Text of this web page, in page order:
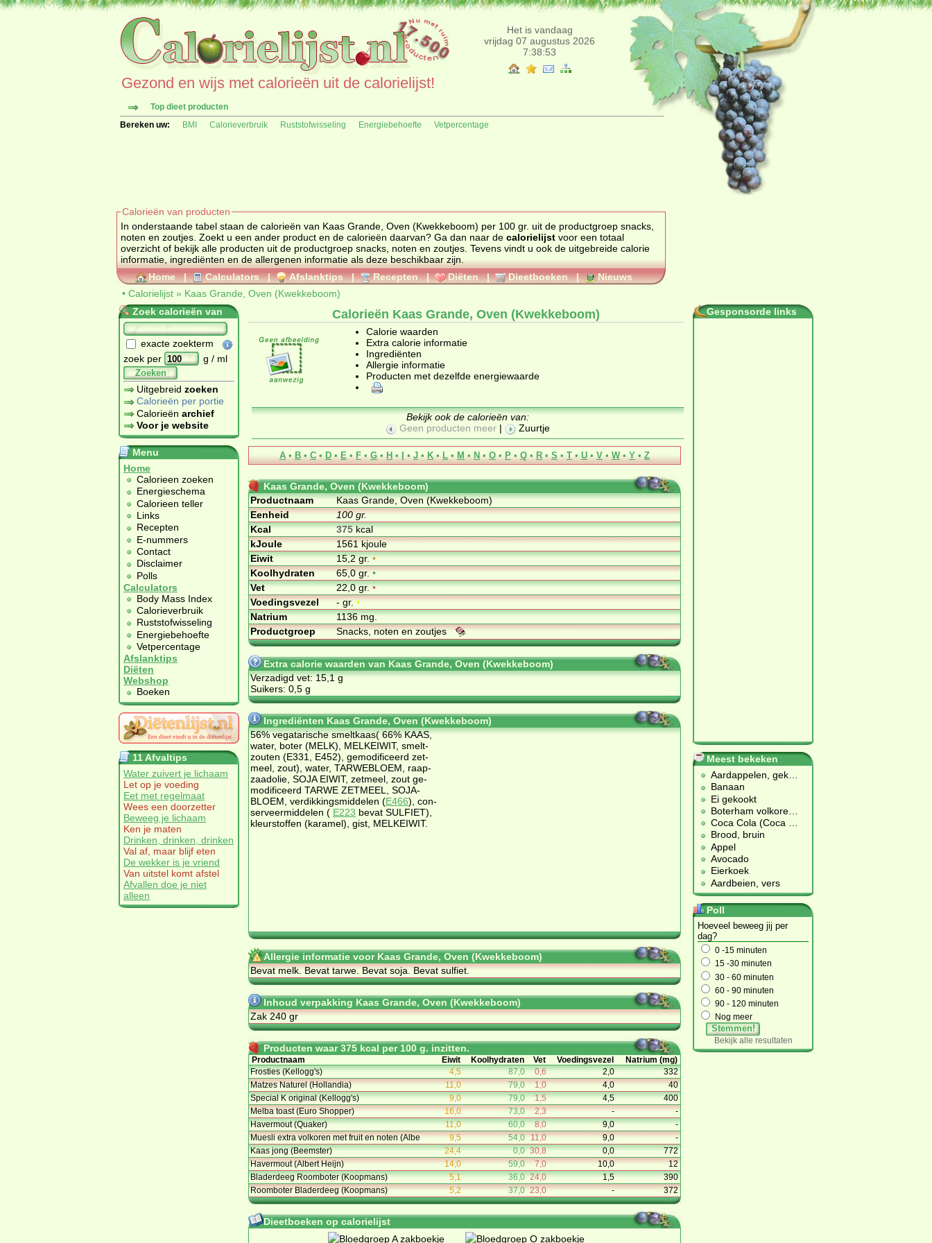
Het is vandaag
vrijdag 07 augustus 2026
7:38:53
Gezond en wijs met calorieën uit de calorielijst!
Top dieet producten
Bereken uw:
BMI Calorieverbruik Ruststofwisseling Energiebehoefte Vetpercentage
Calorieën van producten
In onderstaande tabel staan de calorieën van Kaas Grande, Oven (Kwekkeboom) per 100 gr. uit de productgroep snacks,
noten en zoutjes. Zoekt u een ander product en de calorieën daarvan? Ga dan naar de calorielijst voor een totaal
overzicht of bekijk alle producten uit de productgroep snacks, noten en zoutjes
informatie, ingrediënten en de allergenen informatie als deze beschikbaar zijn.
Home | Calculators | Afslanktips | Recepten | Diëten | Dieetboeken |
Nieuws
• Calorielijst » Kaas Grande, Oven (Kwekkeboom)
Zoek calorieën van
exacte zoekterm
zoek per
g / ml
Zoeken
Uitgebreid zoeken
Calorieën per portie
Calorieën archief
Voor je website
Menu
Home
Calorieen zoeken
Energieschema
Calorieen teller
Links
Recepten
E-nummers
Contact
Disclaimer
Polls
Calculators
Body Mass Index
Calorieverbruik
Ruststofwisseling
Energiebehoefte
Vetpercentage
Afslanktips
Diëten
Webshop
Boeken
11 Afvaltips
Water zuivert je lichaam
Let op je voeding
Eet met regelmaat
Wees een doorzetter
Beweeg je lichaam
Ken je maten
Drinken, drinken, drinken
Val af, maar blijf eten
De wekker is je vriend
Van uitstel komt afstel
Afvallen doe je niet
alleen
Calorieën Kaas Grande, Oven (Kwekkeboom)
Calorie waarden
Extra calorie informatie
Ingrediënten
Allergie informatie
Producten met dezelfde energiewaarde
Bekijk ook de calorieën van:
Geen producten meer | Zuurtje
A • B • C • D • E • F • G • H • I • J • K • L • M • N • O • P • Q • R • S • T • U • V • W • Y • Z
Kaas Grande, Oven (Kwekkeboom)
Productnaam
Kaas Grande, Oven (Kwekkeboom)
Eenheid
100 gr.
Kcal
375kcal
kJoule
1561 kjoule
Eiwit
15,2 gr.•
Koolhydraten
65,0 gr.•
Vet
22,0 gr.•
Voedingsvezel
- gr.•
Natrium
1136 mg.
Productgroep
Snacks, noten en zoutjes
Extra calorie waarden van Kaas Grande, Oven (Kwekkeboom)
Verzadigd vet: 15,1 g
Suikers: 0,5 g
Ingrediënten Kaas Grande, Oven (Kwekkeboom)
56% ve­ga­ta­ri­sche smelt­kaas( 66% KAAS,
wa­ter, bo­ter (MELK), MEL­KEIWIT, smelt­
zou­ten (E331, E452), ge­mo­di­fi­ceerd zet­
meel, zout), wa­ter, TAR­WE­BLOEM, raap­
zaad­olie, SO­JA EIWIT, zet­meel, zout ge­
mo­di­fi­ceerd TAR­WE ZET­MEEL, SO­JA­
BLOEM, ver­dik­kings­mid­de­len (E466), con­
ser­veer­mid­de­len ( E223 be­vat SULFIET),
kleur­stof­fen (ka­ra­mel), gist, MEL­KEIWIT.
Allergie informatie voor Kaas Grande, Oven (Kwekkeboom)
Be­vat melk. Be­vat tar­we. Be­vat so­ja. Be­vat sul­fiet.
Inhoud verpakking Kaas Grande, Oven (Kwekkeboom)
Zak 240 gr
Producten waar 375 kcal per 100 g. inzitten.
Productnaam Eiwit Koolhydraten Vet Voedingsvezel
Natrium (mg)
Frosties (Kellogg's)
4,5 87,0 0,6 2,0
332
Matzes Naturel (Hollandia)
11,0 79,0 1,0 4,0
40
Special K original (Kellogg's)
9,0 79,0 1,5 4,5
400
Melba toast (Euro Shopper)
16,0 73,0 2,3 -
-
Havermout (Quaker)
11,0 60,0 8,0 9,0
-
Muesli extra volkoren met fruit en noten (Albe
9,5 54,0 11,0 9,0
-
Kaas jong (Beemster)
24,4 0,0 30,8 0,0
772
Havermout (Albert Heijn)
14,0 59,0 7,0 10,0
12
Bladerdeeg Roomboter (Koopmans)
5,1 36,0 24,0 1,5
390
Roomboter Bladerdeeg (Koopmans)
5,2 37,0 23,0 - 372
Dieetboeken op calorielijst
Gesponsorde links
Meest bekeken
Aardappelen, gek
Banaan
Ei gekookt
Boterham volkore
Coca Cola (Coca
Brood, bruin
Appel
Avocado
Eierkoek
Aardbeien, vers
Poll
Hoeveel beweeg jij per
dag?
0 -15 minuten
15 -30 minuten
30 - 60 minuten
60 - 90 minuten
90 - 120 minuten
Nog meer
Stemmen!
Bekijk alle resultaten